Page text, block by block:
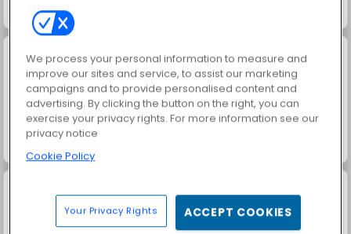
Juice Merge
We process your personal information to measure and
improve our sites and service, to assist our marketing
campaigns and to provide personalised content and
advertising. By clicking the button on the right, you can
exercise your privacy rights. For more information see our
privacy notice
Cookie Policy
Your Privacy Rights ACCEPT COOKIES